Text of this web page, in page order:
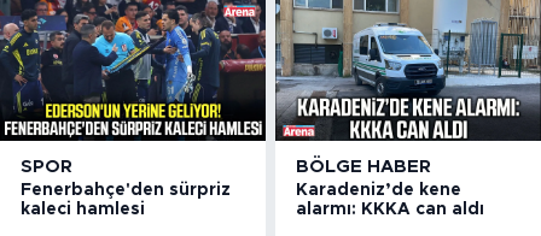
SPOR
Fenerbahçe'den sürpriz
kaleci hamlesi
BÖLGE HABER
Karadeniz’de kene
alarmı: KKKA can aldı